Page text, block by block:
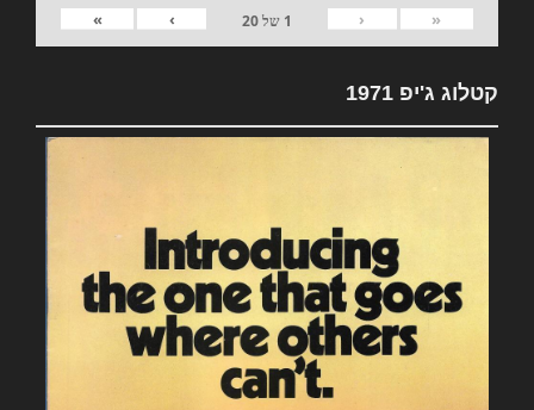
«
‹
1 של20
›
»
קטלוג ג'יפ 1971